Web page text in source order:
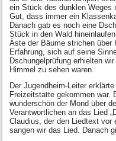
ein Stück des dunklen Weges
Gut, dass immer ein
Danach gab es noch eine
Stück in den Wald
Äste der Bäume strichen über
Erfahrung, sich auf seine
Dschungelprüfung erhielten
Himmel zu sehen waren.
Der Jugendheim-Leiter
Freizeitstätte gekommen war.
wunderschön der Mond über
Verantwortlichen an das Lied
Claudius, der den Liedtext vor
sangen wir das Lied. Danach